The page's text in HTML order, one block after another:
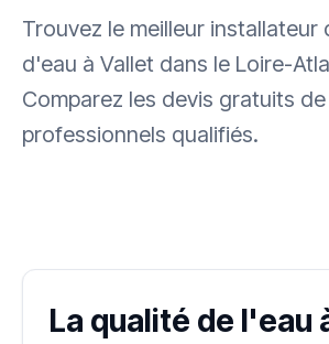
Trouvez le meilleur
d'eau à Vallet dans le Loire-
Comparez les devis gratuits de
professionnels qualifiés.
La qualité de l'eau